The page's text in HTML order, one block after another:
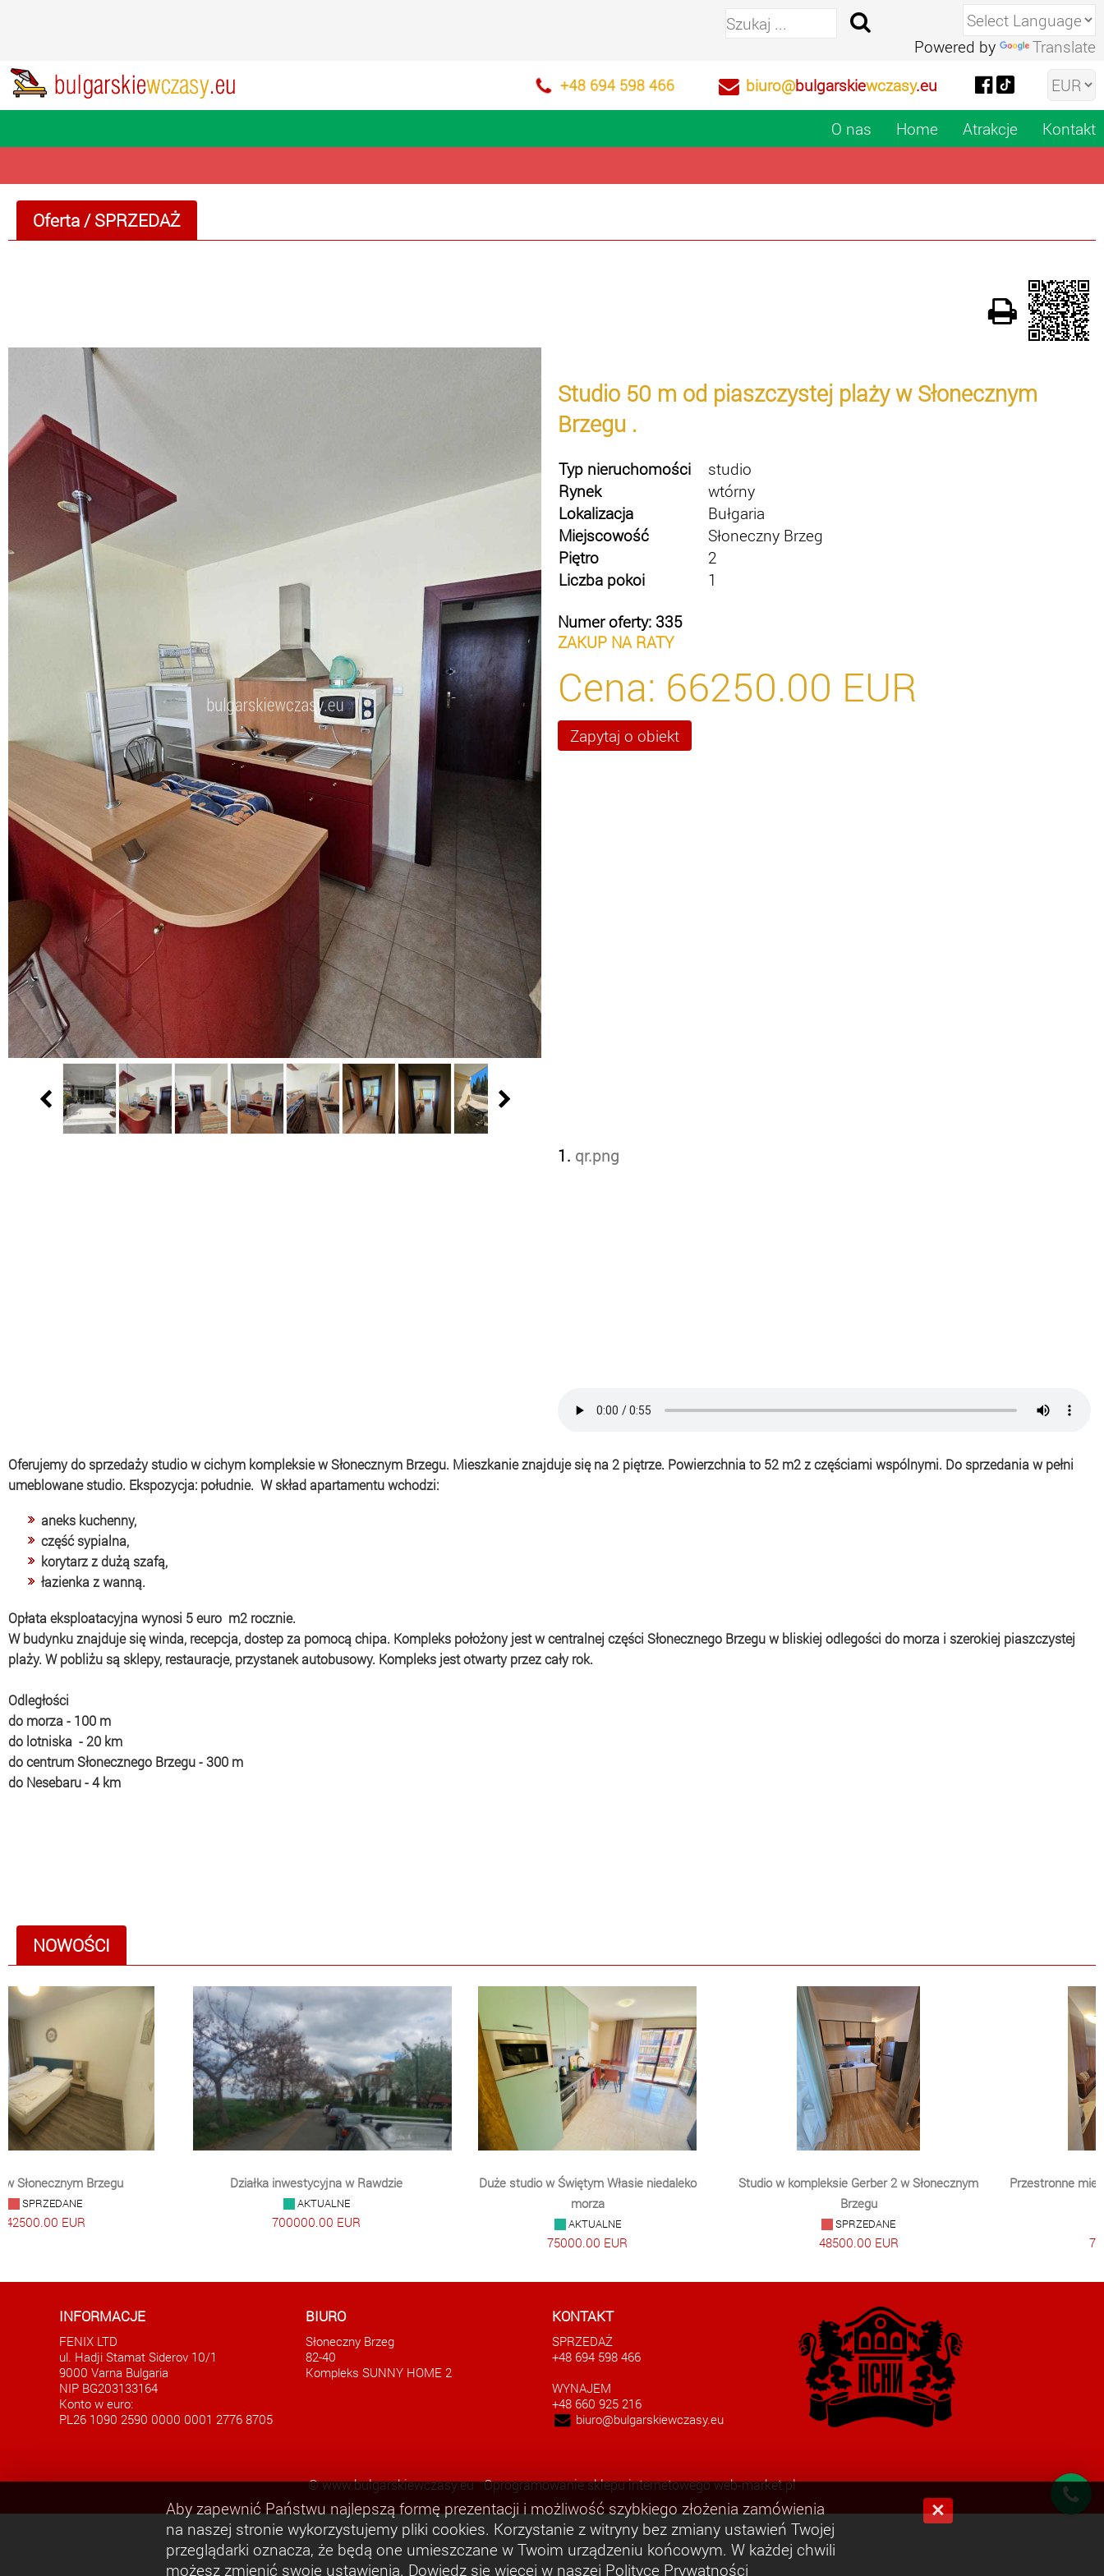
Powered by Translate
+48 694 598 466 biuro@bulgarskiewczasy.eu
O nas Home Atrakcje Kontakt
Oferta/SPRZEDAŻ
Studio 50 m od piaszczystej plaży w Słonecznym
Brzegu .
Typ nieruchomości
studio
Rynek
wtórny
Lokalizacja
Bułgaria
Miejscowość
Słoneczny Brzeg
Piętro
2
Liczba pokoi
1
Numer oferty: 335
ZAKUP NA RATY
Cena: 66250.00 EUR
1. qr.png
Oferujemy do sprzedaży studio w cichym kompleksie w Słonecznym Brzegu. Mieszkanie znajduje się na 2 piętrze. Powierzchnia to 52 m2 z częściami wspólnymi. Do sprzedania w pełni
umeblowane studio. Ekspozycja: południe. W skład apartamentu wchodzi:
aneks kuchenny,
część sypialna,
korytarz z dużą szafą,
łazienka z wanną.
Opłata eksploatacyjna wynosi 5 euro m2 rocznie.
W budynku znajduje się winda, recepcja, dostep za pomocą chipa. Kompleks położony jest w centralnej części Słonecznego Brzegu w bliskiej odlegości do morza i szerokiej piaszczystej
plaży. W pobliżu są sklepy, restauracje, przystanek autobusowy. Kompleks jest otwarty przez cały rok.
Odległości
do morza - 100 m
do lotniska - 20 km
do centrum Słonecznego Brzegu - 300 m
do Nesebaru - 4 km
NOWOŚCI
w Słonecznym Brzegu
SPRZEDANE
42500.00 EUR
Działka inwestycyjna w Rawdzie
AKTUALNE
700000.00 EUR
Duże studio w Świętym Własie niedaleko
morza
AKTUALNE
75000.00 EUR
Studio w kompleksie Gerber 2 w Słonecznym
Brzegu
SPRZEDANE
48500.00 EUR
Przestronne
INFORMACJE
FENIX LTD
ul. Hadji Stamat Siderov 10/1
9000 Varna Bulgaria
NIP BG203133164
Konto w euro:
PL26 1090 2590 0000 0001 2776 8705
BIURO
Słoneczny Brzeg
82-40
Kompleks SUNNY HOME 2
KONTAKT
SPRZEDAŻ
+48 694 598 466
WYNAJEM
+48 660 925 216
biuro@bulgarskiewczasy.eu
©www.bulgarskiewczasy.euOprogramowanie sklepu internetowego web-market.pl
×
Aby zapewnić Państwu najlepszą formę prezentacji i możliwość szybkiego złożenia zamówienia
na naszej stronie wykorzystujemy pliki cookies. Korzystanie z witryny bez zmiany ustawień Twojej
przeglądarki oznacza, że będą one umieszczane w Twoim urządzeniu końcowym. W każdej chwili
możesz zmienić swoje ustawienia. Dowiedz się więcej w naszej Polityce Prywatności